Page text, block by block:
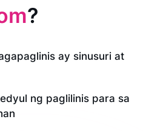
?
ay sinusuri at
ng paglilinis para sa